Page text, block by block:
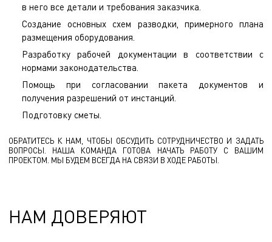
в него все детали и требования заказчика.
Создание основных схем разводки, примерного плана
размещения оборудования.
Разработку рабочей документации в соответствии с
нормами законодательства.
Помощь при согласовании пакета документов и
получения разрешений от инстанций.
Подготовку сметы.
ОБРАТИТЕСЬ К НАМ, ЧТОБЫ ОБСУДИТЬ СОТРУДНИЧЕСТВО И ЗАДАТЬ
ВОПРОСЫ. НАША КОМАНДА ГОТОВА НАЧАТЬ РАБОТУ С ВАШИМ
ПРОЕКТОМ. МЫ БУДЕМ ВСЕГДА НА СВЯЗИ В ХОДЕ РАБОТЫ.
НАМ ДОВЕРЯЮТ